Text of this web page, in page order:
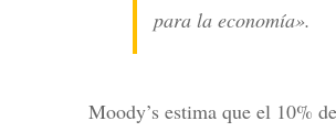
para la economía».
Moody’s estima que el 10%